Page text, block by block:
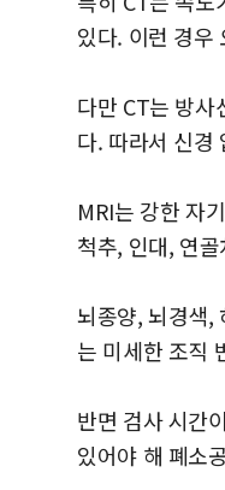
있다. 이런 경우
다만 CT는 방사
다. 따라서 신경
MRI는 강한 자
척추, 인대, 연
뇌종양, 뇌경색,
는 미세한 조직
반면 검사 시간
있어야 해 폐소